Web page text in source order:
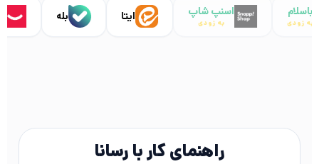
باسلام
به زودی
اسنپ شاپ
به زودی ایتا بله
راهنمای کار با رسانا